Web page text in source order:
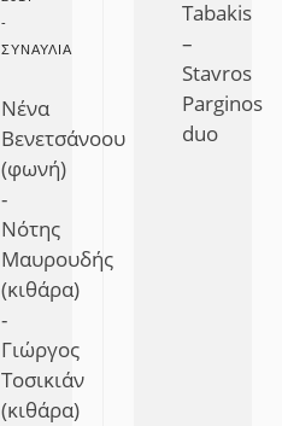
-
ΣΥΝΑΥΛΊΑ
Νένα
Βενετσάνοου
(φωνή)
-
Νότης
Μαυρουδής
(κιθάρα)
-
Γιώργος
Τοσικιάν
(κιθάρα)
Tabakis
–
Stavros
Parginos
duo